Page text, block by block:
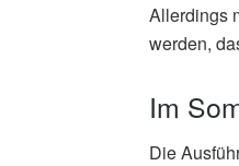
Allerdings
werden,
Im
Die